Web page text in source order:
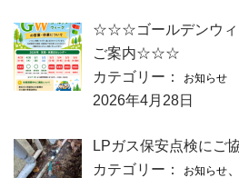
☆☆☆ゴールデンウィ
ご案内☆☆☆
カテゴリー：
お知らせ
2026年4月28日
LPガス保安点検にご
カテゴリー：
お知らせ